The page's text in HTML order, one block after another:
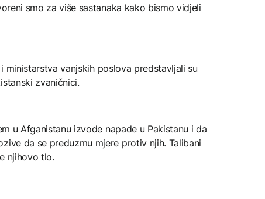
smo za više sastanaka kako bismo vidjeli
ministarstva vanjskih poslova predstavljali su
zvaničnici.
u Afganistanu izvode napade u Pakistanu i da
da se preduzmu mjere protiv njih. Talibani
njihovo tlo.